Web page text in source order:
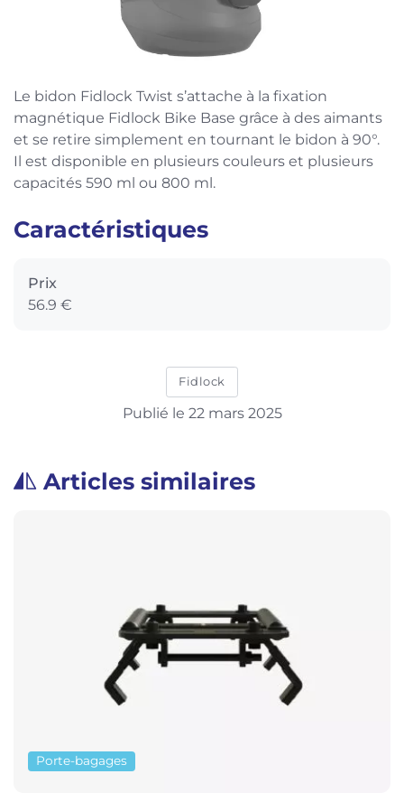
Le bidon Fidlock Twist s’attache à la fixation
magnétique Fidlock Bike Base grâce à des aimants
et se retire simplement en tournant le bidon à 90°.
Il est disponible en plusieurs couleurs et plusieurs
capacités 590 ml ou 800 ml.
Caractéristiques
Prix
56.9 €
Fidlock
Publié le 22 mars 2025
Articles similaires
Porte-bagages